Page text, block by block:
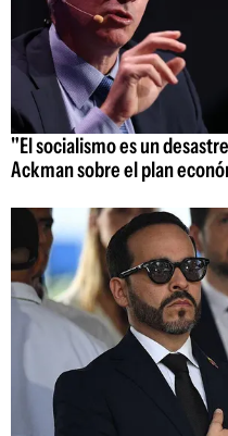
"El socialismo es un
Ackman sobre el plan